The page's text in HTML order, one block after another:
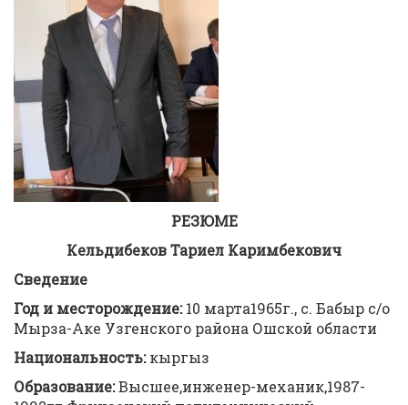
РЕЗЮМЕ
Кельдибеков Тариел Каримбекович
Сведение
Год и месторождение:10 марта1965г., с. Бабыр с/о
Мырза-Аке Узгенского района Ошской области
Национальность:кыргыз
Образование:Высшее,инженер-механик,1987-